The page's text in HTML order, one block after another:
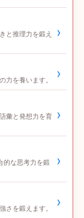
と推理力を鍛え
›
力を養います。 ›
彙と発想力を育
›
的な思考力を鍛
›
さを鍛えます。 ›